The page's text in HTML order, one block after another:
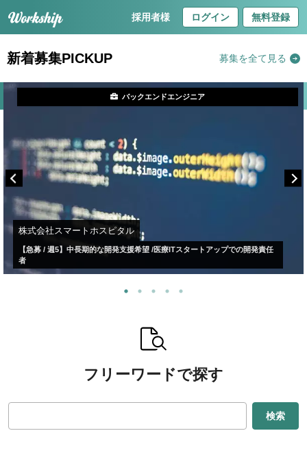
採用者様 ログイン 無料登録
新着募集PICKUP 募集を全て見る
株式会社スマートホスピタル
【急募 / 週5】中長期的な開発支援希望 /医療ITスタートアップでの開発責任
者
バックエンドエンジニア
フリーワードで探す
検索